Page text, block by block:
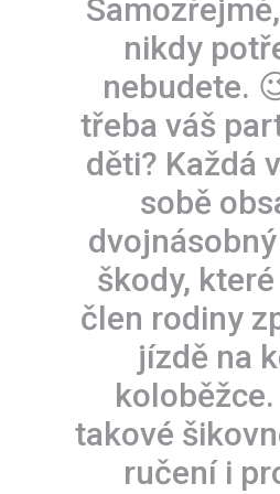
nikdy
nebudete.
třeba váš
děti? Každá
sobě
škody,
člen rodiny
jízdě na
takové
ručení i